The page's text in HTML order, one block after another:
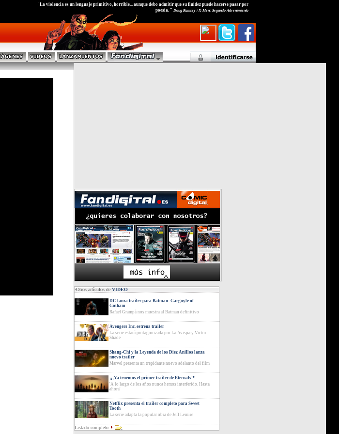
"La violencia es un lenguaje primitivo, horrible... aunque debo admitir que su fluidez puede hacerse pasar por
poesía. " Doug Ramsey / X-Men: Segundo Advenimiento
·Otros artículos deVIDEO
DC lanza trailer para Batman: Gargoyle of
Gotham
Rafael Grampá nos muestra al Batman definitivo
Avengers Inc. estrena trailer
La serie estará protagonizada por La Avispa y Victor
Shade
Shang-Chi y la Leyenda de los Diez Anillos lanza
nuevo trailer
Marvel presenta un trepidante nuevo adelanto del film
¡¡¡Ya tenemos el primer trailer de Eternals!!!
'A lo largo de los años nunca hemos interferido. Hasta
ahora'
Netflix presenta el trailer completo para Sweet
Tooth
La serie adapta la popular obra de Jeff Lemire
Listado completo